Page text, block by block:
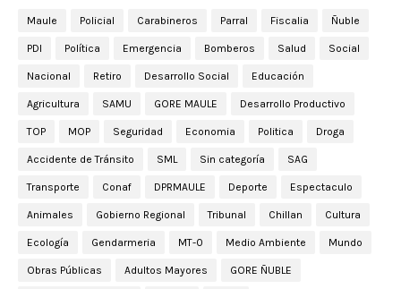
Maule Policial Carabineros Parral Fiscalia Ñuble
PDI Política Emergencia Bomberos Salud Social
Nacional Retiro Desarrollo Social Educación
Agricultura SAMU GORE MAULE Desarrollo Productivo
TOP MOP Seguridad Economia Politica Droga
Accidente de Tránsito SML Sin categoría SAG
Transporte Conaf DPRMAULE Deporte Espectaculo
Animales Gobierno Regional Tribunal Chillan Cultura
Ecología Gendarmeria MT-0 Medio Ambiente Mundo
Obras Públicas Adultos Mayores GORE ÑUBLE